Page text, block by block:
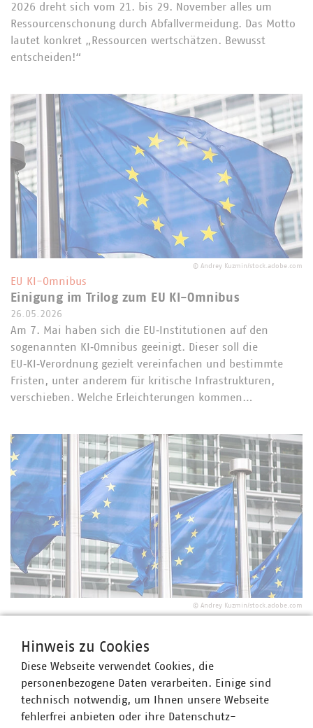
2026 dreht sich vom 21. bis 29. November alles um
Ressourcenschonung durch Abfallvermeidung. Das Motto
lautet konkret „Ressourcen wertschätzen. Bewusst
entscheiden!“
© Andrey Kuzmin/stock.adobe.com
EU KI-Omnibus
Einigung im Trilog zum EU KI-Omnibus
26.05.2026
Am 7. Mai haben sich die EU‑Institutionen auf den
sogenannten KI‑Omnibus geeinigt. Dieser soll die
EU‑KI‑Verordnung gezielt vereinfachen und bestimmte
Fristen, unter anderem für kritische Infrastrukturen,
verschieben. Welche Erleichterungen kommen…
© Andrey Kuzmin/stock.adobe.com
EU-Vergabereform: Kommunale Verbände
drängen auf Vereinfachung und Flexibilität
26.05.2026
Der VKU hat sich mit kommunalen Verbänden aus
Deutschland, Österreich und Frankreich zur
bevorstehenden Vergaberechtsreform positioniert. In
Hinweis zu Cookies
Diese Webseite verwendet Cookies, die
personenbezogene Daten verarbeiten. Einige sind
technisch notwendig, um Ihnen unsere Webseite
fehlerfrei anbieten oder ihre Datenschutz-